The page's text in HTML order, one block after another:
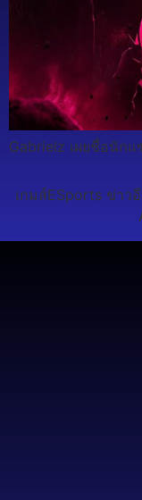
Gabrielz เผยชื่อนัก
เกมส์ESports ข่าว